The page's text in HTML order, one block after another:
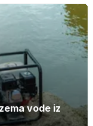
vode iz